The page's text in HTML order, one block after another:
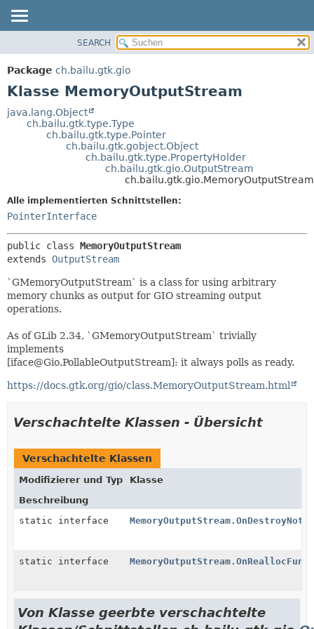
PACKAGE
KLASSE
VERALTET
DETAILS:
FELD
KONSTRUKTOR
SEARCH
Package ch.bailu.gtk.gio
Klasse MemoryOutputStream
java.lang.Object
ch.bailu.gtk.type.Type
ch.bailu.gtk.type.Pointer
ch.bailu.gtk.gobject.Object
ch.bailu.gtk.type.PropertyHolder
ch.bailu.gtk.gio.OutputStream
ch.bailu.gtk.gio.MemoryOutputStream
Alle implementierten Schnittstellen:
PointerInterface
public class MemoryOutputStream
extends OutputStream
`GMemoryOutputStream` is a class for using arbitrary
memory chunks as output for GIO streaming output
operations.
As of GLib 2.34, `GMemoryOutputStream` trivially
implements
[iface@Gio.PollableOutputStream]: it always polls as ready.
https://docs.gtk.org/gio/class.MemoryOutputStream.html
Verschachtelte Klassen - Übersicht
Verschachtelte Klassen
Modifizierer und Typ
Klasse
Beschreibung
static interface
static interface MemoryOutputStream.OnReallocFunc
Von Klasse geerbte verschachtelte